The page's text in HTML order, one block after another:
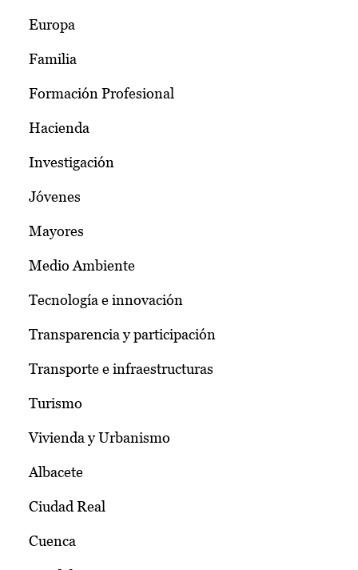
Europa
Familia
Formación Profesional
Hacienda
Investigación
Jóvenes
Mayores
Medio Ambiente
Tecnología e innovación
Transparencia y participación
Transporte e infraestructuras
Turismo
Vivienda y Urbanismo
Albacete
Ciudad Real
Cuenca